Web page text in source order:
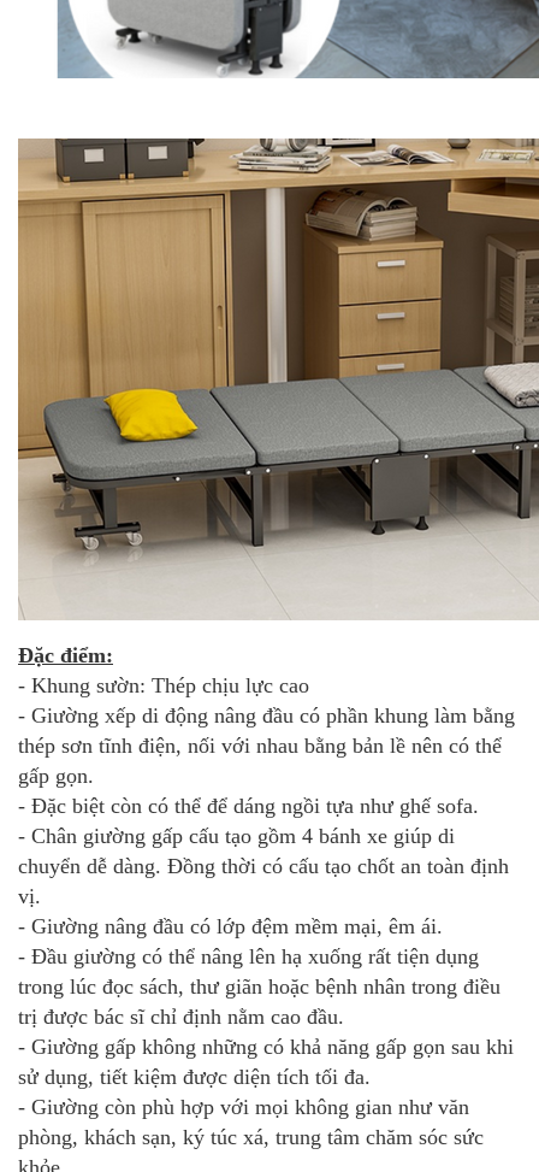
Đặc điểm:
- Khung sườn: Thép chịu lực cao
- Giường xếp di động nâng đầu có phần khung làm bằng
thép sơn tĩnh điện, nối với nhau bằng bản lề nên có thể
gấp gọn.
- Đặc biệt còn có thể để dáng ngồi tựa như ghế sofa.
- Chân giường gấp cấu tạo gồm 4 bánh xe giúp di
chuyển dễ dàng. Đồng thời có cấu tạo chốt an toàn định
vị.
- Giường nâng đầu có lớp đệm mềm mại, êm ái.
- Đầu giường có thể nâng lên hạ xuống rất tiện dụng
trong lúc đọc sách, thư giãn hoặc bệnh nhân trong điều
trị được bác sĩ chỉ định nằm cao đầu.
- Giường gấp không những có khả năng gấp gọn sau khi
sử dụng, tiết kiệm được diện tích tối đa.
- Giường còn phù hợp với mọi không gian như văn
phòng, khách sạn, ký túc xá, trung tâm chăm sóc sức